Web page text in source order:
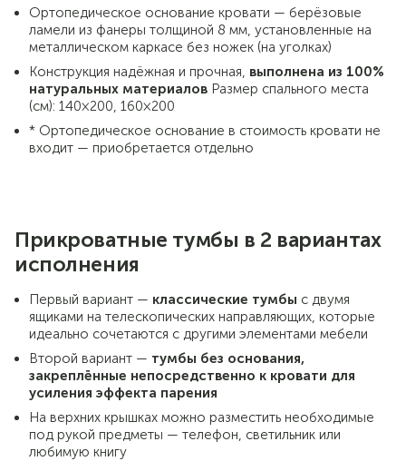
Ортопедическое основание кровати — берёзовые
ламели из фанеры толщиной 8 мм, установленные на
металлическом каркасе без ножек (на уголках)
Конструкция надёжная и прочная, выполнена из 100%
натуральных материалов Размер спального места
(см): 140×200, 160×200
* Ортопедическое основание в стоимость кровати не
входит — приобретается отдельно
Прикроватные тумбы в 2 вариантах
исполнения
Первый вариант — классические тумбы с двумя
ящиками на телескопических направляющих, которые
идеально сочетаются с другими элементами мебели
Второй вариант — тумбы без основания,
закреплённые непосредственно к кровати для
усиления эффекта парения
На верхних крышках можно разместить необходимые
под рукой предметы — телефон, светильник или
любимую книгу